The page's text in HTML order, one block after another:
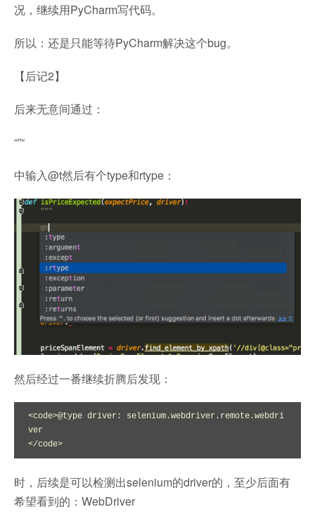
况，继续用PyCharm写代码。
所以：还是只能等待PyCharm解决这个bug。
【后记2】
后来无意间通过：
“”“
中输入@t然后有个type和rtype：
然后经过一番继续折腾后发现：
<code>@type driver: selenium.webdriver.remote.webdri
ver
</code>
时，后续是可以检测出selenium的driver的，至少后面有
希望看到的：WebDriver